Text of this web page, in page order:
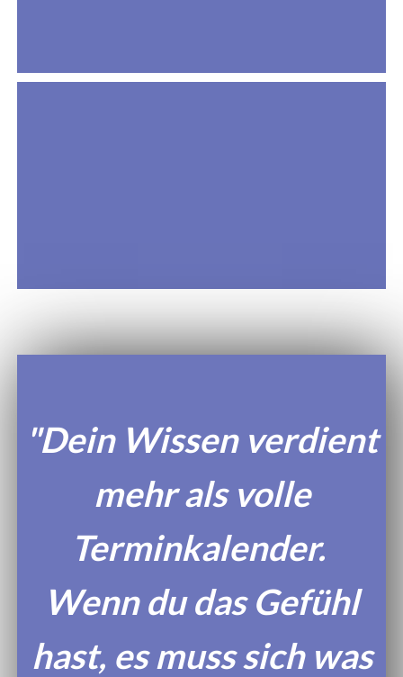
"Dein Wissen verdient
mehr als volle
Terminkalender.
Wenn du das Gefühl
hast, es muss sich was